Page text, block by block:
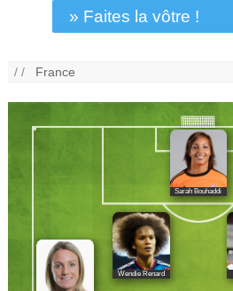
» Faites la vôtre !
/ / France
Sarah Bouhaddi
Wendie Renard